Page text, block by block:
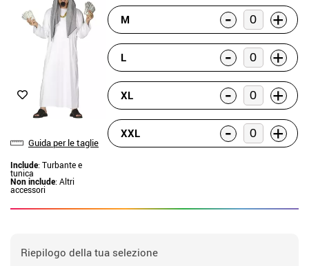
Guida per le taglie
Include: Turbante e
tunica
Non include: Altri
accessori
M - +
L - +
XL - +
XXL - +
Riepilogo della tua selezione